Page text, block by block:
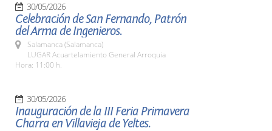
30/05/2026
Celebración de San Fernando, Patrón
del Arma de Ingenieros.
Salamanca (Salamanca)
LUGAR Acuartelamiento General Arroquia
Hora: 11:00 h.
30/05/2026
Inauguración de la III Feria Primavera
Charra en Villavieja de Yeltes.